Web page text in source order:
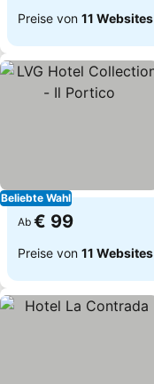
Preise von 11 Websites
Beliebte Wahl
Ab € 99
Preise von 11 Websites